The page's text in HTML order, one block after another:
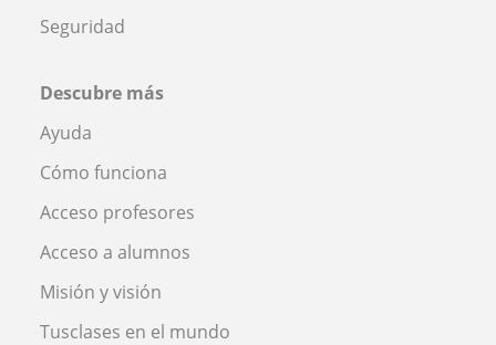
Seguridad
Descubre más
Ayuda
Cómo funciona
Acceso profesores
Acceso a alumnos
Misión y visión
Tusclases en el mundo